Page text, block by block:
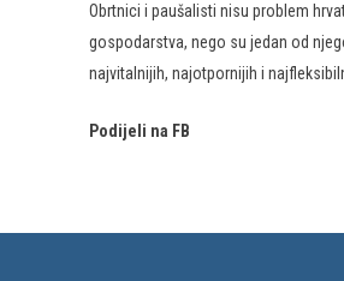
Obrtnici i paušalisti nisu problem
gospodarstva, nego su jedan od
najvitalnijih, najotpornijih i
Podijeli na FB